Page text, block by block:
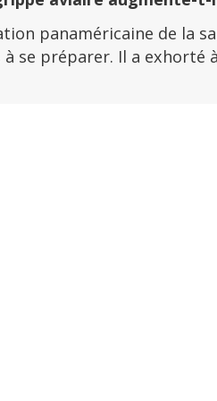
panaméricaine de la
se préparer. Il a exhorté